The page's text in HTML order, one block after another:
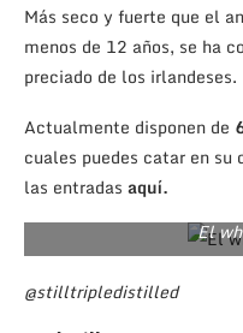
Más seco y fuerte que el
menos de 12 años, se ha
preciado de los irlandeses.
Actualmente disponen de
cuales puedes catar en su
las entradas aquí.
El
@stilltripledistilled